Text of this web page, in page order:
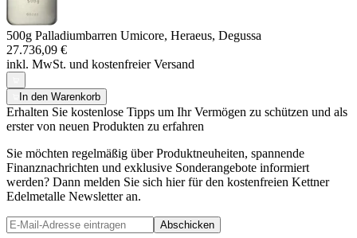
500g Palladiumbarren Umicore, Heraeus, Degussa
27.736,09 €
inkl. MwSt. und kostenfreier Versand
In den Warenkorb
Erhalten Sie kostenlose Tipps um Ihr Vermögen zu schützen und als
erster von neuen Produkten zu erfahren
Sie möchten regelmäßig über Produktneuheiten, spannende
Finanznachrichten und exklusive Sonderangebote informiert
werden? Dann melden Sie sich hier für den kostenfreien Kettner
Edelmetalle Newsletter an.
Abschicken